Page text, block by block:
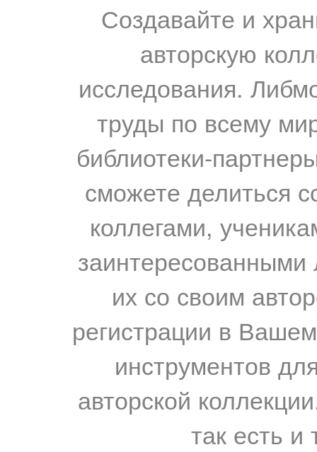
Создавайте и
авторскую
исследования.
труды по всему
библиотеки-
сможете делиться
коллегами,
их со своим
регистрации в
инструментов
авторской
так есть и